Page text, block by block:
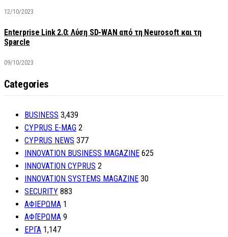
12/10/2023
Enterprise Link 2.0: Λύση SD-WAN από τη Neurosoft και τη
Sparcle
09/10/2023
Categories
BUSINESS 3,439
CYPRUS E-MAG 2
CYPRUS NEWS 377
INNOVATION BUSINESS MAGAZINE 625
INNOVATION CYPRUS 2
INNOVATION SYSTEMS MAGAZINE 30
SECURITY 883
ΑΦΙΕΡΩΜΑ 1
ΑΦΙΈΡΩΜΑ 9
ΕΡΓΑ 1,147